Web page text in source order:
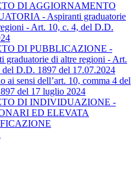
DI AGGIORNAMENTO
- Aspiranti graduatorie
- Art. 10, c. 4, del D.D.
DI PUBBLICAZIONE -
graduatorie di altre regioni - Art.
del D.D. 1897 del 17.07.2024
ai sensi dell’art. 10, comma 4 del
del 17 luglio 2024
DI INDIVIDUAZIONE -
ED ELEVATA